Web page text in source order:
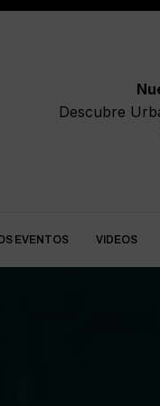
Descubre
EVENTOS VIDEOS